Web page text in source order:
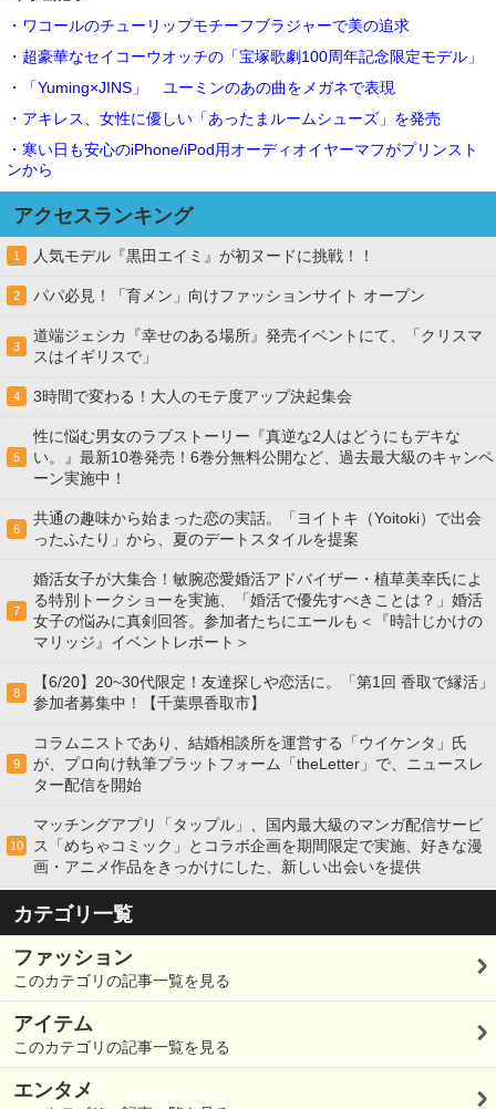
・ワコールのチューリップモチーフブラジャーで美の追求
・超豪華なセイコーウオッチの「宝塚歌劇100周年記念限定モデル」
・「Yuming×JINS」 ユーミンのあの曲をメガネで表現
・アキレス、女性に優しい「あったまルームシューズ」を発売
・寒い日も安心のiPhone/iPod用オーディオイヤーマフがプリンスト
ンから
アクセスランキング
1 人気モデル『黒田エイミ』が初ヌードに挑戦！！
2 パパ必見！「育メン」向けファッションサイト オープン
3
道端ジェシカ『幸せのある場所』発売イベントにて、「クリスマ
スはイギリスで」
4 3時間で変わる！大人のモテ度アップ決起集会
5
性に悩む男女のラブストーリー『真逆な2人はどうにもデキな
い。』最新10巻発売！6巻分無料公開など、過去最大級のキャンペ
ーン実施中！
6
共通の趣味から始まった恋の実話。「ヨイトキ（Yoitoki）で出会
ったふたり」から、夏のデートスタイルを提案
7
婚活女子が大集合！敏腕恋愛婚活アドバイザー・植草美幸氏によ
る特別トークショーを実施、「婚活で優先すべきことは？」婚活
女子の悩みに真剣回答。参加者たちにエールも＜『時計じかけの
マリッジ』イベントレポート＞
8
【6/20】20~30代限定！友達探しや恋活に。「第1回 香取で縁活」
参加者募集中！【千葉県香取市】
9
コラムニストであり、結婚相談所を運営する「ウイケンタ」氏
が、プロ向け執筆プラットフォーム「theLetter」で、ニュースレ
ター配信を開始
10
マッチングアプリ「タップル」、国内最大級のマンガ配信サービ
ス「めちゃコミック」とコラボ企画を期間限定で実施、好きな漫
画・アニメ作品をきっかけにした、新しい出会いを提供
カテゴリ一覧
ファッション
このカテゴリの記事一覧を見る
アイテム
このカテゴリの記事一覧を見る
エンタメ